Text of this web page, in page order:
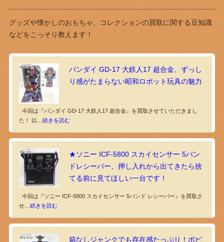
グッズや懐かしのおもちゃ、コレクションの買取に関する豆知識
などをこっそり教えます！
バンダイ GD-17 大鉄人17 超合金、ずっし
り感がたまらない昭和ロボット玩具の魅力
今回は『バンダイ GD-17 大鉄人17 超合金』を買取させていただきまし
た！ 以… 続きを読む
★ソニー ICF-5800 スカイセンサー 5バン
ドレシーバー、押し入れから出てきたら捨
てる前に見てほしい一台です！
今回は『ソニー ICF-5800 スカイセンサー 5バンド レシーバー』を買取さ
せ… 続きを読む
箱なしジャンクでも存在感たっぷり！ポピ